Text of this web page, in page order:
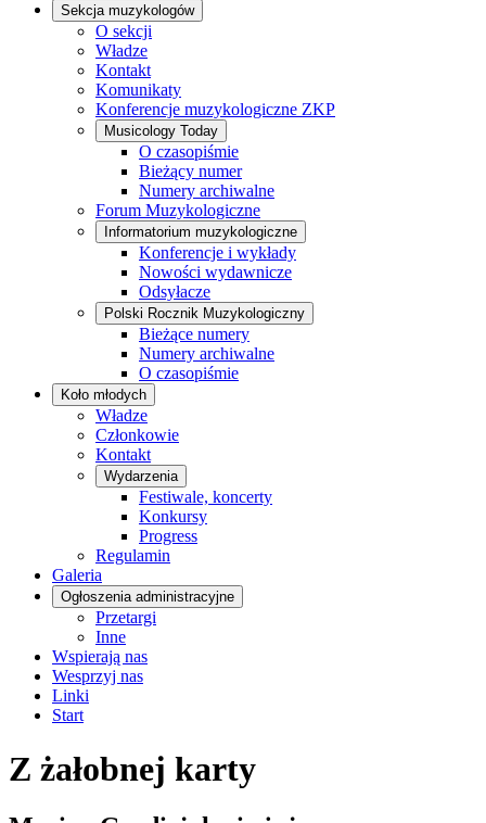
Sekcja muzykologów
O sekcji
Władze
Kontakt
Komunikaty
Konferencje muzykologiczne ZKP
Musicology Today
O czasopiśmie
Bieżący numer
Numery archiwalne
Forum Muzykologiczne
Informatorium muzykologiczne
Konferencje i wykłady
Nowości wydawnicze
Odsyłacze
Polski Rocznik Muzykologiczny
Bieżące numery
Numery archiwalne
O czasopiśmie
Koło młodych
Władze
Członkowie
Kontakt
Wydarzenia
Festiwale, koncerty
Konkursy
Progress
Regulamin
Galeria
Ogłoszenia administracyjne
Przetargi
Inne
Wspierają nas
Wesprzyj nas
Linki
Start
Z żałobnej karty